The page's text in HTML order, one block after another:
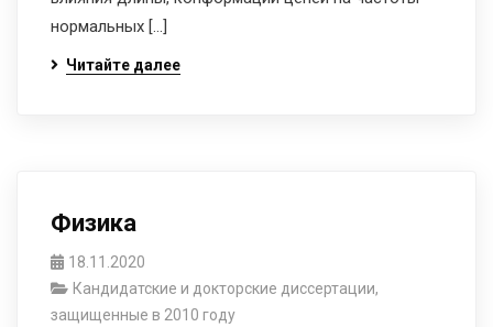
нормальных […]
Читайте далее
Физика
18.11.2020
Кандидатские и докторские диссертации,
защищенные в 2010 году